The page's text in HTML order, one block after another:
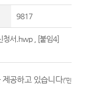
9817
청서.hwp,
[붙임4]
공하고 있습니다(「민